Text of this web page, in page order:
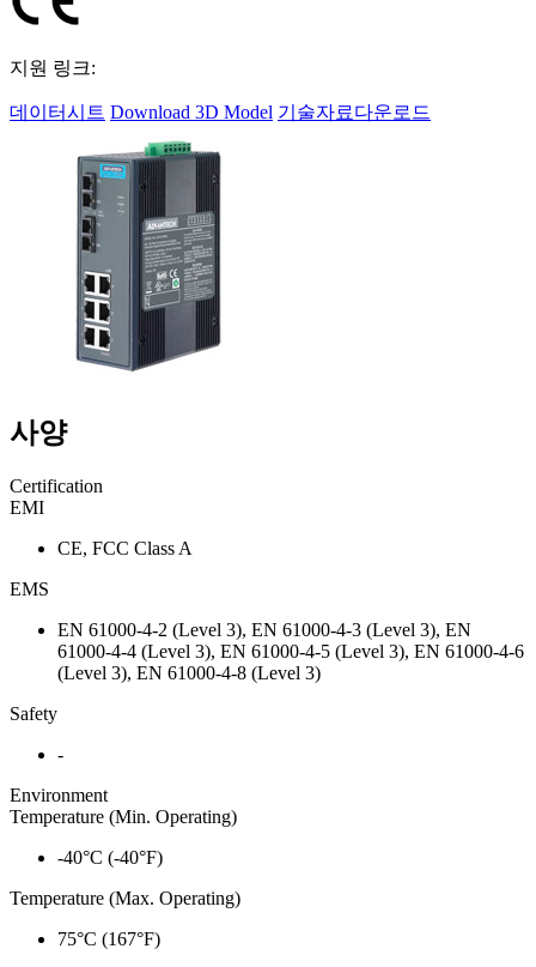
지원 링크:
데이터시트 Download 3D Model 기술자료다운로드
사양
Certification
EMI
CE, FCC Class A
EMS
EN 61000-4-2 (Level 3), EN 61000-4-3 (Level 3), EN
61000-4-4 (Level 3), EN 61000-4-5 (Level 3), EN 61000-4-6
(Level 3), EN 61000-4-8 (Level 3)
Safety
-
Environment
Temperature (Min. Operating)
-40°C (-40°F)
Temperature (Max. Operating)
75°C (167°F)